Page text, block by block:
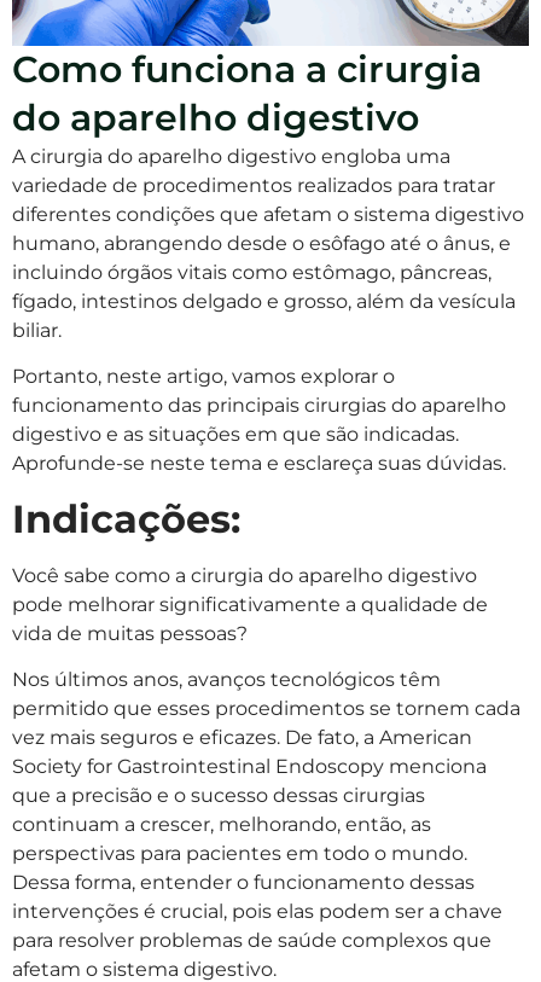
Como funciona a cirurgia
do aparelho digestivo
A cirurgia do aparelho digestivo engloba uma
variedade de procedimentos realizados para tratar
diferentes condições que afetam o sistema digestivo
humano, abrangendo desde o esôfago até o ânus, e
incluindo órgãos vitais como estômago, pâncreas,
fígado, intestinos delgado e grosso, além da vesícula
biliar.
Portanto, neste artigo, vamos explorar o
funcionamento das principais cirurgias do aparelho
digestivo e as situações em que são indicadas.
Aprofunde-se neste tema e esclareça suas dúvidas.
Indicações:
Você sabe como a cirurgia do aparelho digestivo
pode melhorar significativamente a qualidade de
vida de muitas pessoas?
Nos últimos anos, avanços tecnológicos têm
permitido que esses procedimentos se tornem cada
vez mais seguros e eficazes. De fato, a American
Society for Gastrointestinal Endoscopy menciona
que a precisão e o sucesso dessas cirurgias
continuam a crescer, melhorando, então, as
perspectivas para pacientes em todo o mundo.
Dessa forma, entender o funcionamento dessas
intervenções é crucial, pois elas podem ser a chave
para resolver problemas de saúde complexos que
afetam o sistema digestivo.